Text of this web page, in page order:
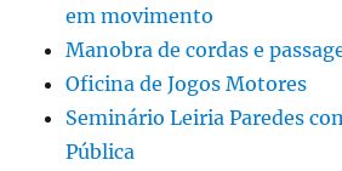
em movimento
Manobra de cordas e
Oficina de Jogos Motores
Seminário Leiria Paredes
Pública